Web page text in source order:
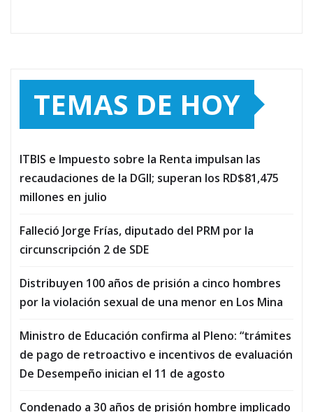
TEMAS DE HOY
ITBIS e Impuesto sobre la Renta impulsan las
recaudaciones de la DGII; superan los RD$81,475
millones en julio
Falleció Jorge Frías, diputado del PRM por la
circunscripción 2 de SDE
Distribuyen 100 años de prisión a cinco hombres
por la violación sexual de una menor en Los Mina
Ministro de Educación confirma al Pleno: “trámites
de pago de retroactivo e incentivos de evaluación
De Desempeño inician el 11 de agosto
Condenado a 30 años de prisión hombre implicado